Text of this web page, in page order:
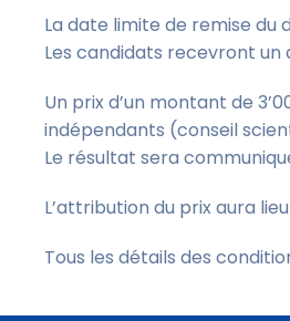
La date limite de remise du
Les candidats recevront
Un prix d’un montant de
indépendants (conseil
Le résultat sera
L’attribution du prix aura
Tous les détails des